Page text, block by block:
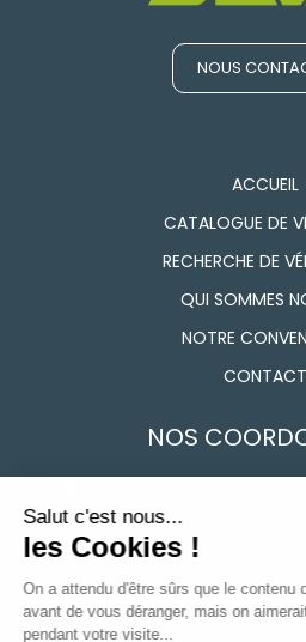
NOUS
ACCUEIL
CATALOGUE DE
RECHERCHE DE
QUI SOMMES
NOTRE
CONTACT
NOS
7 Route des Frères
Du Lundi au vendredi